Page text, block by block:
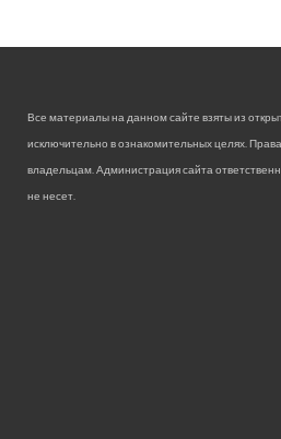
Все материалы на данном сайте взяты из
исключительно в ознакомительных целях.
владельцам. Администрация сайта
не несет.